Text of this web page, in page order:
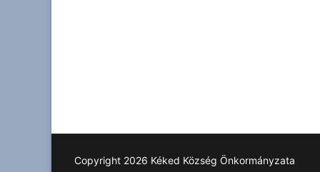
Copyright 2026 Kéked Község Önkormányzata